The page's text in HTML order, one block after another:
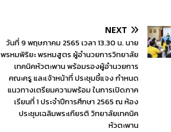
NEXT
วันที่ 9 พฤษภาคม 2565 เวลา 13.30 น. นาย
พรหมพิริยะ พรหมสูตร ผู้อำนวยการวิทยาลัย
เทคนิคหัวตะพาน พร้อมรองผู้อำนวยการ
คณะครู และเจ้าหน้าที่ ประชุมชี้แจง กำหนด
แนวทางเตรียมความพร้อม ในการเปิดภาค
เรียนที่ 1 ประจำปีการศึกษา 2565 ณ ห้อง
ประชุมเฉลิมพระเกียรติ วิทยาลัยเทคนิค
หัวตะพาน